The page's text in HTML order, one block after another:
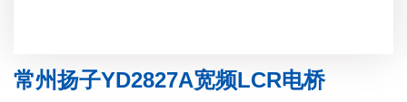
常州扬子YD2827A宽频LCR电桥